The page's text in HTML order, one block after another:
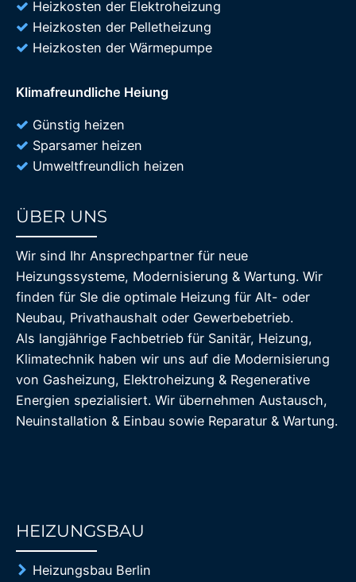
Heizkosten der Elektroheizung
Heizkosten der Pelletheizung
Heizkosten der Wärmepumpe
Klimafreundliche Heiung
Günstig heizen
Sparsamer heizen
Umweltfreundlich heizen
ÜBER UNS
Wir sind Ihr Ansprechpartner für neue
Heizungssysteme, Modernisierung & Wartung. Wir
finden für SIe die optimale Heizung für Alt- oder
Neubau, Privathaushalt oder Gewerbebetrieb.
Als langjährige Fachbetrieb für Sanitär, Heizung,
Klimatechnik haben wir uns auf die Modernisierung
von Gasheizung, Elektroheizung & Regenerative
Energien spezialisiert. Wir übernehmen Austausch,
Neuinstallation & Einbau sowie Reparatur & Wartung.
HEIZUNGSBAU
Heizungsbau Berlin